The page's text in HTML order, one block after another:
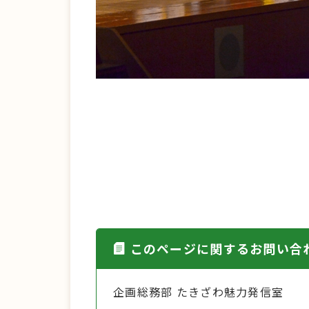
このページに関するお問い合
企画総務部 たきざわ魅力発信室